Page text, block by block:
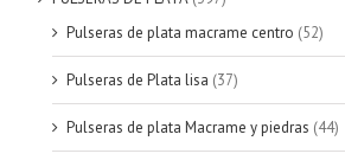
Pulseras de plata macrame centro (52)
Pulseras de Plata lisa (37)
Pulseras de plata Macrame y piedras (44)